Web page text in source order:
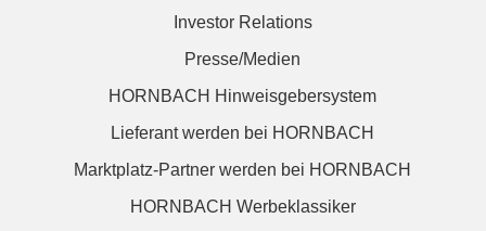
Investor Relations
Presse/Medien
HORNBACH Hinweisgebersystem
Lieferant werden bei HORNBACH
Marktplatz-Partner werden bei HORNBACH
HORNBACH Werbeklassiker